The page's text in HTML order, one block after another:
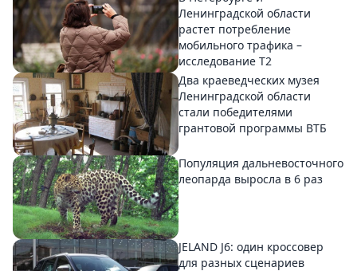
Ленинградской области
растет потребление
мобильного трафика –
исследование T2
Два краеведческих музея
Ленинградской области
стали победителями
грантовой программы ВТБ
Популяция дальневосточного
леопарда выросла в 6 раз
JELAND J6: один кроссовер
для разных сценариев